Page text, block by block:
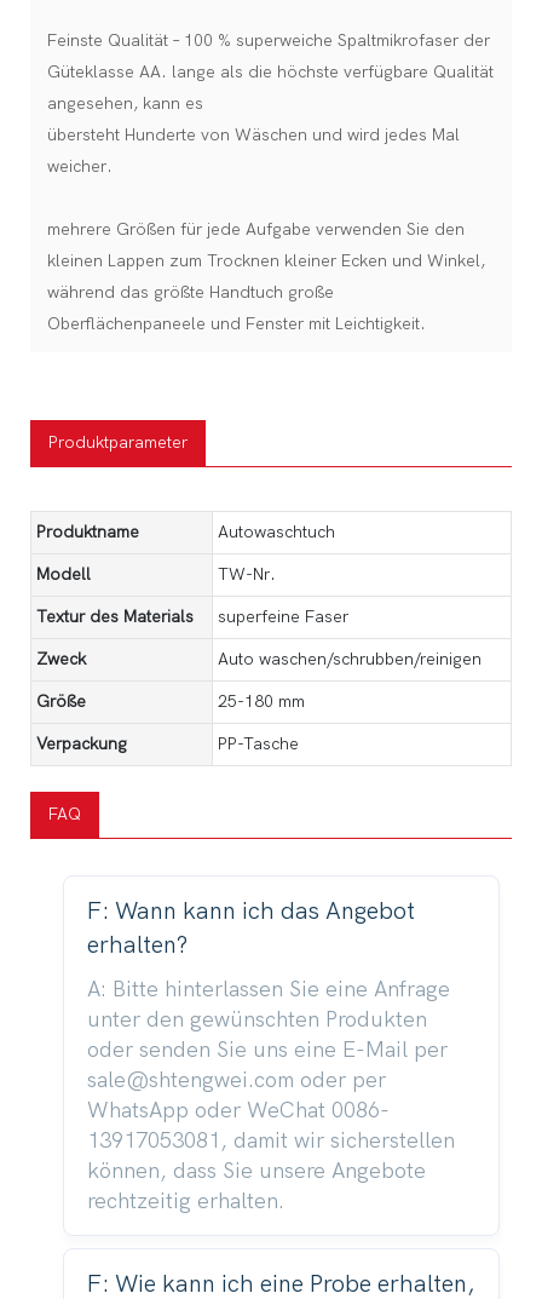
Feinste Qualität – 100 % superweiche Spaltmikrofaser der
Güteklasse AA. lange als die höchste verfügbare Qualität
angesehen, kann es
übersteht Hunderte von Wäschen und wird jedes Mal
weicher.
mehrere Größen für jede Aufgabe verwenden Sie den
kleinen Lappen zum Trocknen kleiner Ecken und Winkel,
während das größte Handtuch große
Oberflächenpaneele und Fenster mit Leichtigkeit.
Produktparameter
Produktname Autowaschtuch
Modell TW-Nr.
Textur des Materials superfeine Faser
Zweck Auto waschen/schrubben/reinigen
Größe 25-180 mm
Verpackung PP-Tasche
FAQ
F: Wann kann ich das Angebot
erhalten?
A: Bitte hinterlassen Sie eine Anfrage
unter den gewünschten Produkten
oder senden Sie uns eine E-Mail per
sale@shtengwei.com oder per
WhatsApp oder WeChat 0086-
13917053081, damit wir sicherstellen
können, dass Sie unsere Angebote
rechtzeitig erhalten.
F: Wie kann ich eine Probe erhalten,